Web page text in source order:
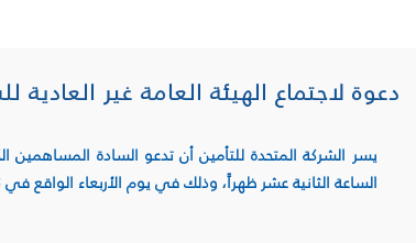
دعوة لاجتماع الهيئة العامة غير العادية
يسر الشركة المتحدة للتأمين أن تدعو السادة المساهمين
الساعة الثانية عشر ظهراً، وذلك في يوم الأربعاء الواقع في 04/10/2023 في فندق داماروز في دمشق – قاعة سطح دمشق